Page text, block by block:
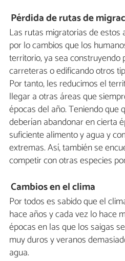
Pérdida de rutas de
Las rutas migratorias de
por lo cambios que los
territorio, ya sea construyendo
carreteras o edificando otros
Por tanto, les reducimos el
llegar a otras áreas que
épocas del año. Teniendo que
deberían abandonar en cierta
suficiente alimento y agua y
extremas. Así, también se
competir con otras especies
Cambios en el clima
Por todos es sabido que el
hace años y cada vez lo hace
épocas en las que los saigas
muy duros y veranos
agua.